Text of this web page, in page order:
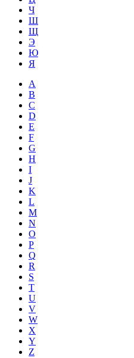
Ч
Ш
Щ
Э
Ю
Я
A
B
C
D
E
F
G
H
I
J
K
L
M
N
O
P
Q
R
S
T
U
V
W
X
Y
Z